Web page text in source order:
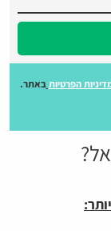
הפרטיות באתר.